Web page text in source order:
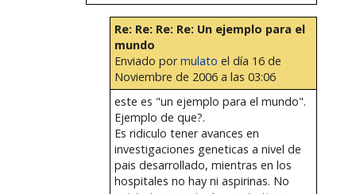
Re: Re: Re: Re: Un ejemplo para el
mundo
Enviado pormulato el día 16 de
Noviembre de 2006 a las 03:06
este es "un ejemplo para el mundo".
Ejemplo de que?.
Es ridiculo tener avances en
investigaciones geneticas a nivel de
pais desarrollado, mientras en los
hospitales no hay ni aspirinas. No